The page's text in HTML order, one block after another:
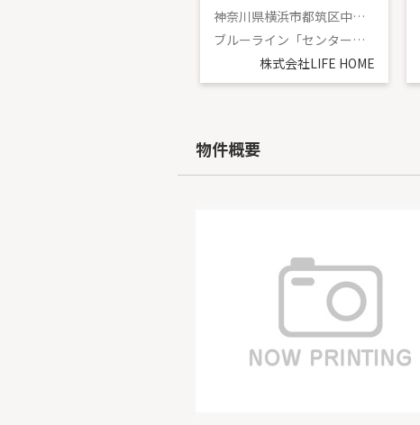
神奈川県横浜市都筑区中川中央１丁目
ブルーライン「センター北」駅 徒歩4分
株式会社LIFE HOME
物件概要